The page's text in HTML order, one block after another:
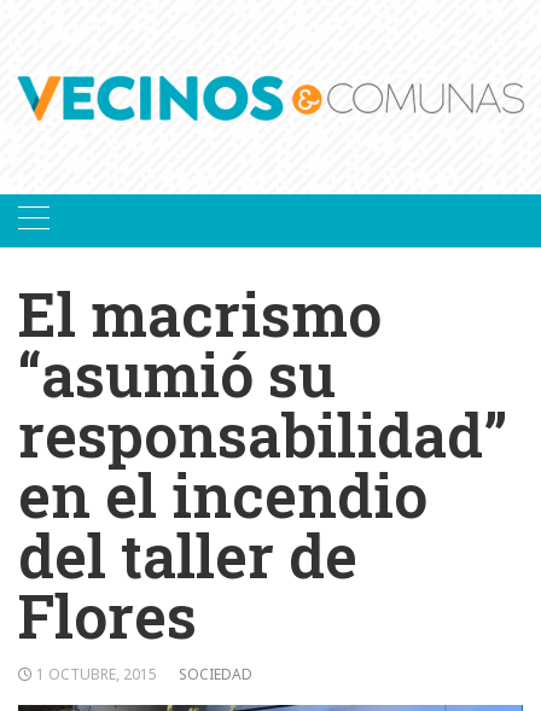
El macrismo
“asumió su
responsabilidad”
en el incendio
del taller de
Flores
1 OCTUBRE, 2015 SOCIEDAD